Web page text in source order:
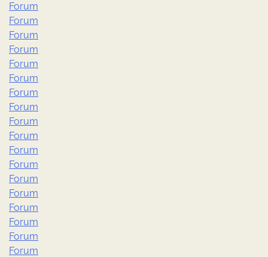
Forum
Forum
Forum
Forum
Forum
Forum
Forum
Forum
Forum
Forum
Forum
Forum
Forum
Forum
Forum
Forum
Forum
Forum